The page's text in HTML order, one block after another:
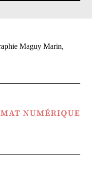
Maguy Marin,
NUMÉRIQUE